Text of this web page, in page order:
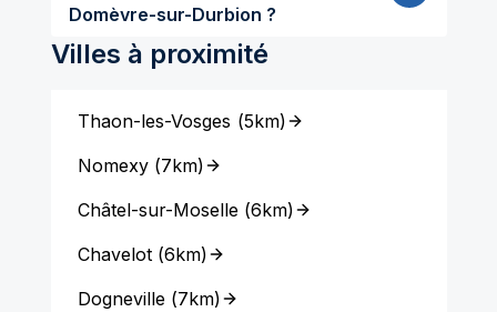
Domèvre-sur-Durbion ?
Villes à proximité
Thaon-les-Vosges (5km)
Nomexy(7km)
Châtel-sur-Moselle(6km)
Chavelot(6km)
Dogneville(7km)